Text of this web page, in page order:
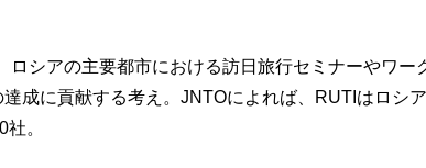
シアの主要都市における訪日旅行セミナーやワー
成に貢献する考え。JNTOによれば、RUTIはロシ
。